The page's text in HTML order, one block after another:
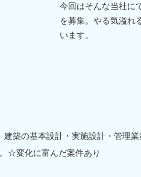
今回はそんな当社に
を募集。やる気溢れ
います。
築の基本設計・実施設計・管理
☆変化に富んだ案件あり